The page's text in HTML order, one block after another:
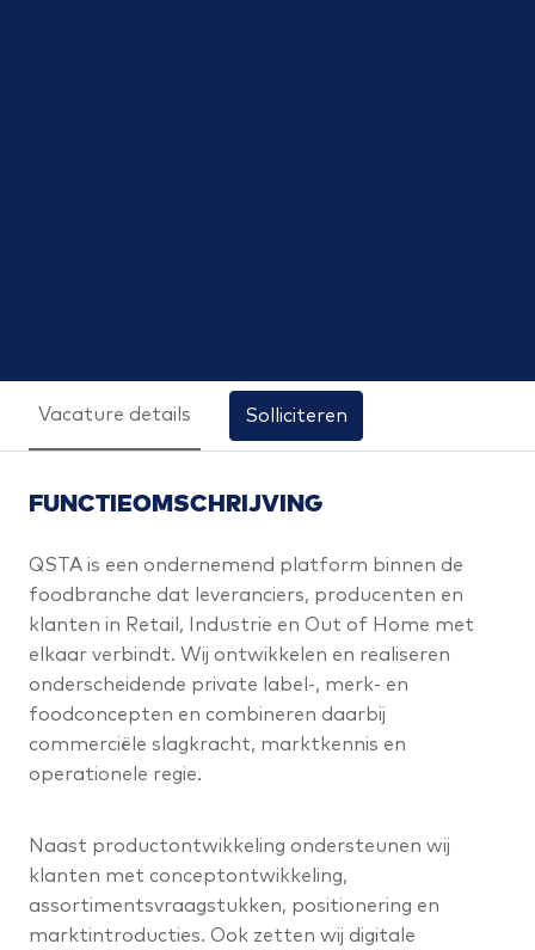
Vacature details Solliciteren
FUNCTIEOMSCHRIJVING
QSTA is een ondernemend platform binnen de
foodbranche dat leveranciers, producenten en
klanten in Retail, Industrie en Out of Home met
elkaar verbindt. Wij ontwikkelen en realiseren
onderscheidende private label-, merk- en
foodconcepten en combineren daarbij
commerciële slagkracht, marktkennis en
operationele regie.
Naast productontwikkeling ondersteunen wij
klanten met conceptontwikkeling,
assortimentsvraagstukken, positionering en
marktintroducties. Ook zetten wij digitale